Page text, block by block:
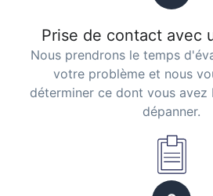
Prise de contact avec
Nous prendrons le temps
votre problème et nous
déterminer ce dont vous avez
dépanner.